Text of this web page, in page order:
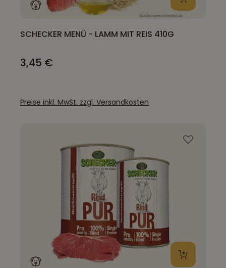
SCHECKER MENÜ - LAMM MIT REIS 410G
3,45 €
Preise inkl. MwSt. zzgl. Versandkosten